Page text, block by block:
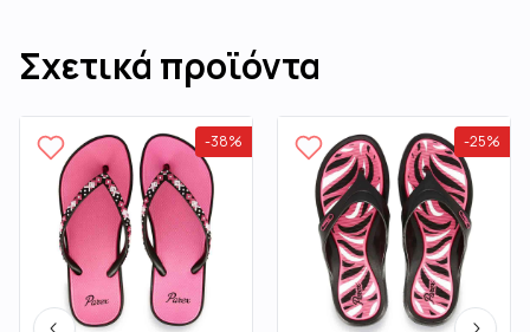
Σχετικά προϊόντα
-38% -25%